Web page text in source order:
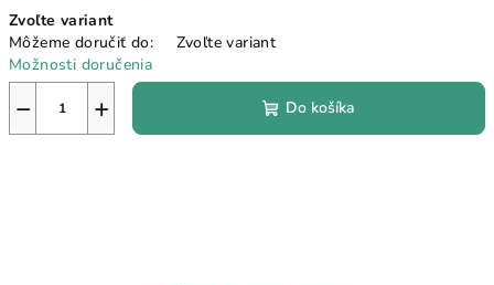
Jednotková
cena:
Zvoľte variant
Môžeme doručiť do:
Zvoľte variant
Možnosti doručenia
+
− Do košíka